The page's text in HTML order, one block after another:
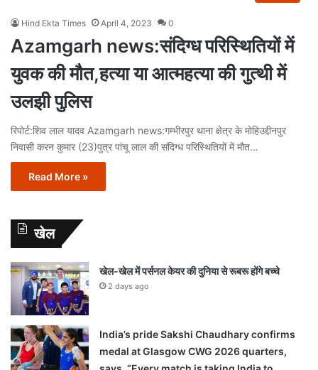
Hind Ekta Times April 4, 2023 0
Azamgarh news:संदिग्ध परिस्थितियों में
युवक की मौत,हत्या या आत्महत्या की गुत्थी में
उलझी पुलिस
रिपोर्ट:शिव लाल यादव Azamgarh news:गम्भीरपुर थाना क्षेत्र के मोहिउद्दीनपुर
निवासी करन कुमार (23)पुत्र पांचू लाल की संदिग्ध परिस्थितियों में मौत…
Read More »
खेल
खेल-खेल में पर्सनल केयर की दुनिया से रूबरू होंगे बच्चे
2 days ago
India’s pride Sakshi Chaudhary confirms
medal at Glasgow CWG 2026 quarters,